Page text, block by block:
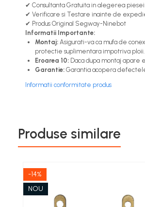
forceOriginalForEdit=1&preview=00681
✔ Consultanta Gratuita in alegerea
✔ Verificare si Testare inainte de
✔ Produs Original Segway-Ninebot
Informatii Importante:
Montaj: Asigurati-va ca mufa de
protectie suplimentara impotriva ploii.
Eroarea 10: Daca dupa montaj apare
Garantie: Garantia acopera
Informatii conformitate produs
Produse similare
-14%
NOU